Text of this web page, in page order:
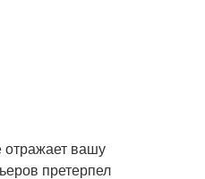
отражает вашу
претерпел